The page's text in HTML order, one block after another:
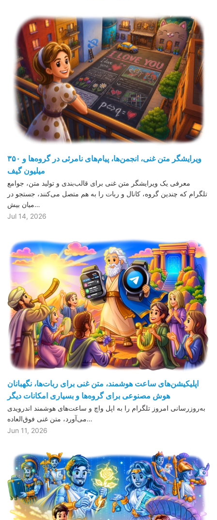
ویرایشگر متن غنی، انجمن‌ها، پیام‌های نامرئی در گروه‌ها و ۳۵۰
میلیون گیف
معرفی یک ویرایشگر متن غنی برای قالب‌بندی و تولید متن، جوامع
تلگرام که چندین گروه، کانال و ربات را به هم متصل می‌کنند، جستجو در
میان بیش…
Jul 14, 2026
اپلیکیشن‌های ساعت هوشمند، متن غنی برای ربات‌ها، نگهبانان
هوش مصنوعی برای گروه‌ها و بسیاری امکانات دیگر
به‌روزرسانی امروز تلگرام را به اپل واچ و ساعت‌های هوشمند اندرویدی
می‌آورد، متن غنی فوق‌العاده…
Jun 11, 2026